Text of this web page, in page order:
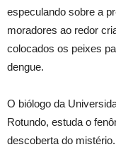
especulando sobre a
moradores ao redor
colocados os peixes
dengue.
O biólogo da
Rotundo, estuda o
descoberta do